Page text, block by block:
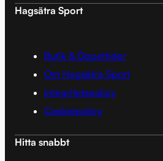
Hagsätra Sport
Butik & Öppettider
Om Hagsätra Sport
Integritetspolicy
Cookiepolicy
Hitta snabbt